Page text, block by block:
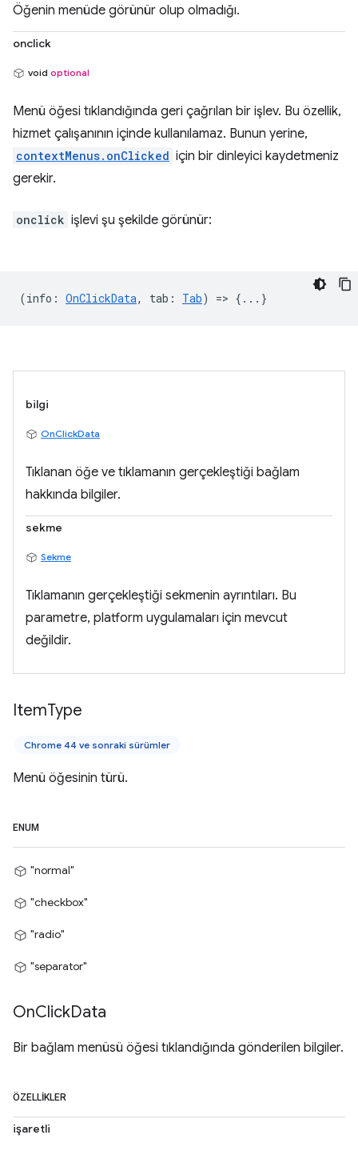
Öğenin menüde görünür olup olmadığı.
onclick
void optional
Menü öğesi tıklandığında geri çağrılan bir işlev. Bu özellik,
hizmet çalışanının içinde kullanılamaz. Bunun yerine,
contextMenus.onClicked için bir dinleyici kaydetmeniz
gerekir.
onclick işlevi şu şekilde görünür:
(info : OnClickData, tab : Tab) => {...}
bilgi
OnClickData
Tıklanan öğe ve tıklamanın gerçekleştiği bağlam
hakkında bilgiler.
sekme
Sekme
Tıklamanın gerçekleştiği sekmenin ayrıntıları. Bu
parametre, platform uygulamaları için mevcut
değildir.
ItemType
Chrome 44 ve sonraki sürümler
Menü öğesinin türü.
ENUM
"normal"
"checkbox"
"radio"
"separator"
OnClickData
Bir bağlam menüsü öğesi tıklandığında gönderilen bilgiler.
ÖZELLIKLER
işaretli